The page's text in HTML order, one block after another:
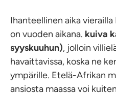
Ihanteellinen aika
on vuoden aikana. kuiva
syyskuuhun), jolloin
havaittavissa, koska ne
ympärille. Etelä-Afrikan
ansiosta maassa voi